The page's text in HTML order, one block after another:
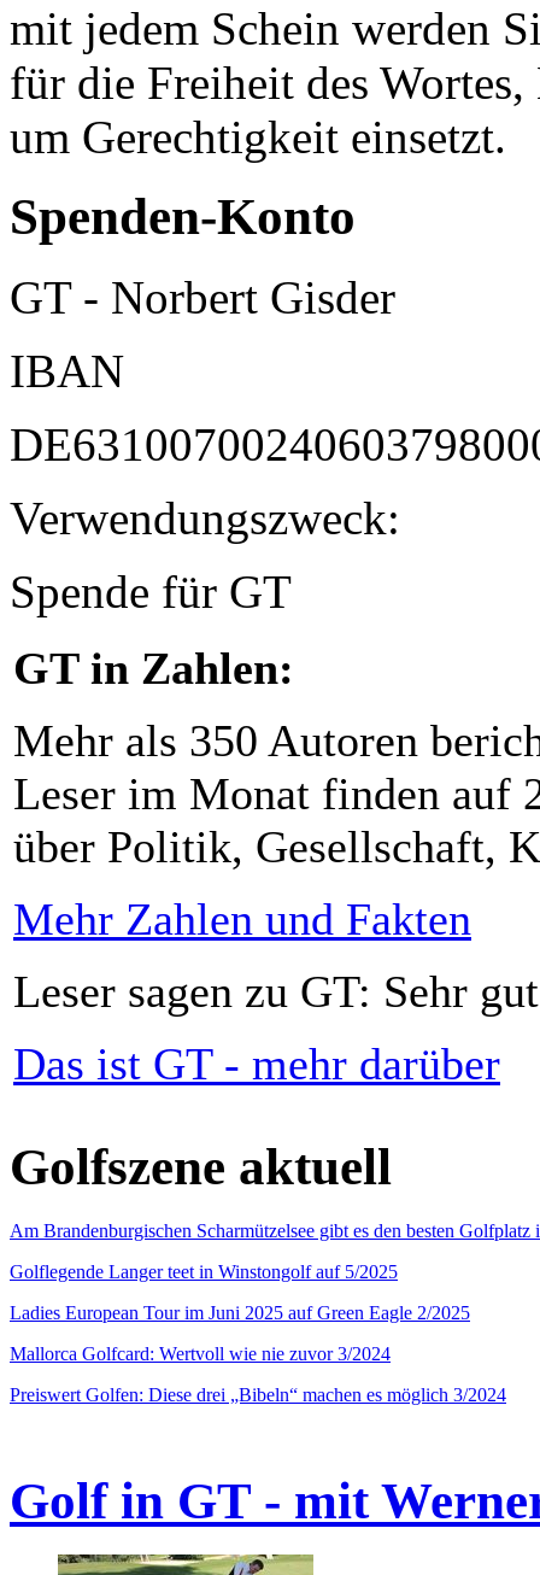
mit jedem Schein werden
für die Freiheit des
um Gerechtigkeit einsetzt.
Spenden-Konto
GT - Norbert Gisder
IBAN
Verwendungszweck:
Spende für GT
GT in Zahlen:
Mehr als 350 Autoren
Leser im Monat finden auf
über Politik, Gesellschaft,
Mehr Zahlen und Fakten
Leser sagen zu GT: Sehr
Das ist GT - mehr darüber
Golfszene aktuell
Am Brandenburgischen Scharmützelsee gibt es den besten
Golflegende Langer teet in Winstongolf auf 5/2025
Ladies European Tour im Juni 2025 auf Green Eagle 2/2025
Mallorca Golfcard: Wertvoll wie nie zuvor 3/2024
Preiswert Golfen: Diese drei „Bibeln“ machen es möglich 3/2024
Golf in GT - mit